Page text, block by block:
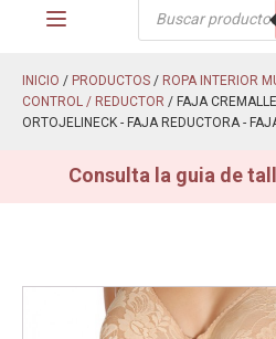
Búsqueda
INICIO / PRODUCTOS / ROPA INTERIOR
CONTROL / REDUCTOR / FAJA
ORTOJELINECK - FAJA REDUCTORA -
Consulta la guia de